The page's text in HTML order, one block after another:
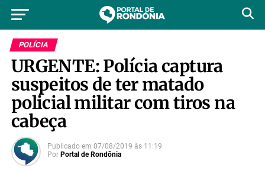
POLÍCIA
URGENTE: Polícia captura
suspeitos de ter matado
policial militar com tiros na
cabeça
Publicado em 07/08/2019 às 11:19
Por Portal de Rondônia